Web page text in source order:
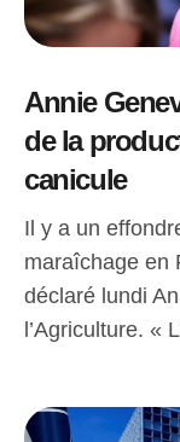
Annie
de la
canicule
Il y a un
maraîchage en
déclaré lundi
l’Agriculture. «